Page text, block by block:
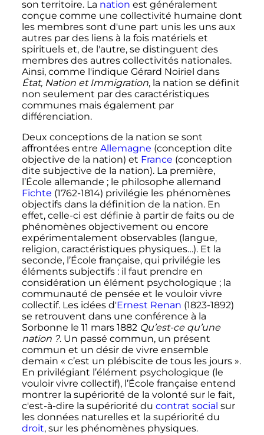
son territoire. La nation est généralement
conçue comme une collectivité humaine dont
les membres sont d'une part unis les uns aux
autres par des liens à la fois matériels et
spirituels et, de l'autre, se distinguent des
membres des autres collectivités nationales.
Ainsi, comme l'indique Gérard Noiriel dans
État, Nation et Immigration, la nation se définit
non seulement par des caractéristiques
communes mais également par
différenciation.
Deux conceptions de la nation se sont
affrontées entre Allemagne (conception dite
objective de la nation) et France (conception
dite subjective de la nation). La première,
l’École allemande ; le philosophe allemand
Fichte (1762-1814) privilégie les phénomènes
objectifs dans la définition de la nation. En
effet, celle-ci est définie à partir de faits ou de
phénomènes objectivement ou encore
expérimentalement observables (langue,
religion, caractéristiques physiques…). Et la
seconde, l’École française, qui privilégie les
éléments subjectifs : il faut prendre en
considération un élément psychologique ; la
communauté de pensée et le vouloir vivre
collectif. Les idées d'Ernest Renan (1823-1892)
se retrouvent dans une conférence à la
Sorbonne le 11 mars 1882 Qu’est-ce qu’une
nation ?. Un passé commun, un présent
commun et un désir de vivre ensemble
demain « c’est un plébiscite de tous les jours ».
En privilégiant l’élément psychologique (le
vouloir vivre collectif), l’École française entend
montrer la supériorité de la volonté sur le fait,
c'est-à-dire la supériorité du contrat social sur
les données naturelles et la supériorité du
droit, sur les phénomènes physiques.